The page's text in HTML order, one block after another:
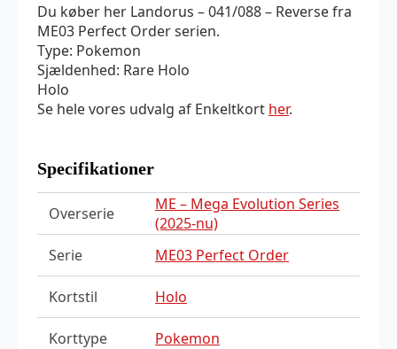
Du køber her Landorus – 041/088 – Reverse fra
ME03 Perfect Order serien.
Type: Pokemon
Sjældenhed: Rare Holo
Holo
Se hele vores udvalg af Enkeltkort her.
Specifikationer
Overserie
ME – Mega Evolution Series
(2025-nu)
Serie
ME03 Perfect Order
Kortstil Holo
Korttype Pokemon